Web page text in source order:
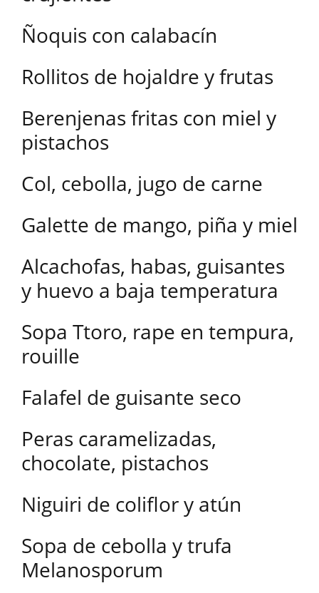
Ñoquis con calabacín
Rollitos de hojaldre y frutas
Berenjenas fritas con miel y
pistachos
Col, cebolla, jugo de carne
Galette de mango, piña y miel
Alcachofas, habas, guisantes
y huevo a baja temperatura
Sopa Ttoro, rape en tempura,
rouille
Falafel de guisante seco
Peras caramelizadas,
chocolate, pistachos
Niguiri de coliflor y atún
Sopa de cebolla y trufa
Melanosporum